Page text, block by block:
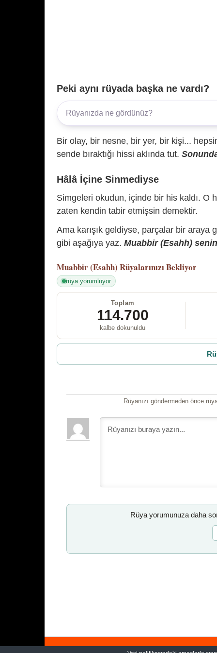
Peki aynı rüyada başka ne vardı?
Bir olay, bir nesne, bir yer, bir kişi...
sende bıraktığı hissi aklında tut.
Hâlâ İçine Sinmediyse
Simgeleri okudun, içinde bir his kaldı. O
zaten kendin tabir etmişsin demektir.
Ama karışık geldiyse, parçalar bir araya
gibi aşağıya yaz. Muabbir (Esahh)
Muabbir (Esahh) Rüyalarınızı Bekliyor
rüya yorumluyor
Toplam
114.700
kalbe dokunuldu
Rüyanızı göndermeden önce
Rüya yorumunuza daha